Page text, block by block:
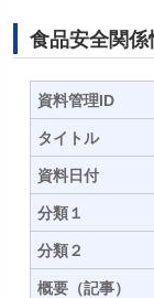
食品安全関係
資料管理ID
タイトル
資料日付
分類１
分類２
概要（記事）